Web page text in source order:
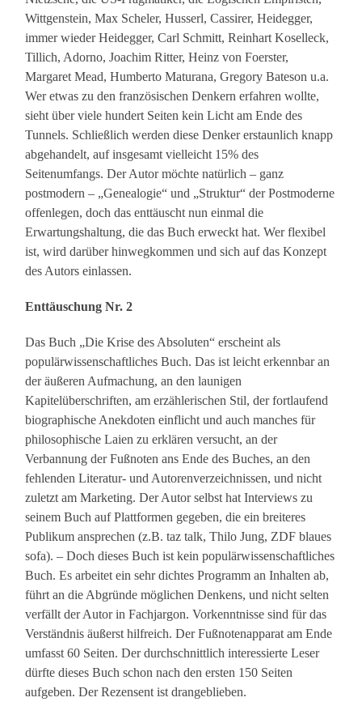
Wittgenstein, Max Scheler, Husserl, Cassirer, Heidegger,
immer wieder Heidegger, Carl Schmitt, Reinhart Koselleck,
Tillich, Adorno, Joachim Ritter, Heinz von Foerster,
Margaret Mead, Humberto Maturana, Gregory Bateson u.a.
Wer etwas zu den französischen Denkern erfahren wollte,
sieht über viele hundert Seiten kein Licht am Ende des
Tunnels. Schließlich werden diese Denker erstaunlich knapp
abgehandelt, auf insgesamt vielleicht 15% des
Seitenumfangs. Der Autor möchte natürlich – ganz
postmodern – „Genealogie“ und „Struktur“ der Postmoderne
offenlegen, doch das enttäuscht nun einmal die
Erwartungshaltung, die das Buch erweckt hat. Wer flexibel
ist, wird darüber hinwegkommen und sich auf das Konzept
des Autors einlassen.
Enttäuschung Nr. 2
Das Buch „Die Krise des Absoluten“ erscheint als
populärwissenschaftliches Buch. Das ist leicht erkennbar an
der äußeren Aufmachung, an den launigen
Kapitelüberschriften, am erzählerischen Stil, der fortlaufend
biographische Anekdoten einflicht und auch manches für
philosophische Laien zu erklären versucht, an der
Verbannung der Fußnoten ans Ende des Buches, an den
fehlenden Literatur- und Autorenverzeichnissen, und nicht
zuletzt am Marketing. Der Autor selbst hat Interviews zu
seinem Buch auf Plattformen gegeben, die ein breiteres
Publikum ansprechen (z.B. taz talk, Thilo Jung, ZDF blaues
sofa). – Doch dieses Buch ist kein populärwissenschaftliches
Buch. Es arbeitet ein sehr dichtes Programm an Inhalten ab,
führt an die Abgründe möglichen Denkens, und nicht selten
verfällt der Autor in Fachjargon. Vorkenntnisse sind für das
Verständnis äußerst hilfreich. Der Fußnotenapparat am Ende
umfasst 60 Seiten. Der durchschnittlich interessierte Leser
dürfte dieses Buch schon nach den ersten 150 Seiten
aufgeben. Der Rezensent ist drangeblieben.